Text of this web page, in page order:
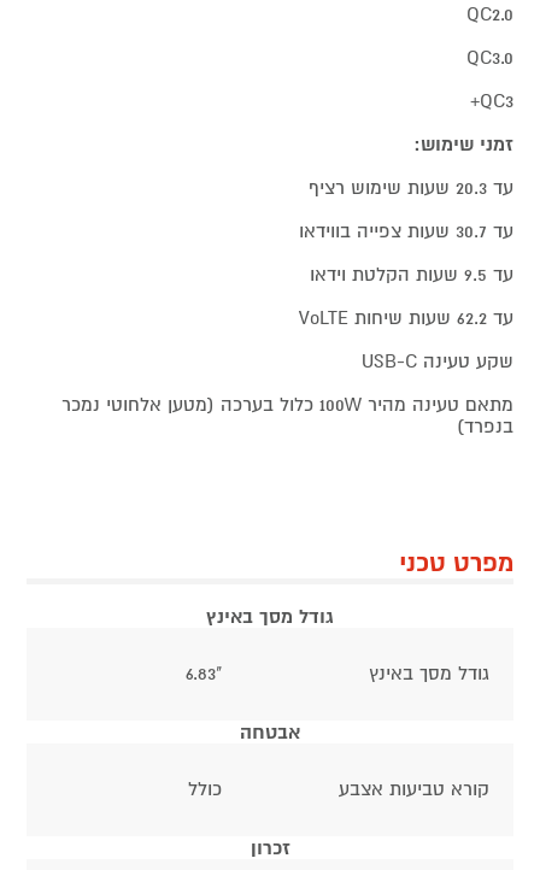
QC2.0
QC3.0
QC3+
זמני שימוש:
עד 20.3 שעות שימוש רציף
עד 30.7 שעות צפייה בווידאו
עד 9.5 שעות הקלטת וידאו
עד 62.2 שעות שיחות VoLTE
שקע טעינה USB-C
מתאם טעינה מהיר 100W כלול בערכה (מטען אלחוטי נמכר
בנפרד)
מפרט טכני
גודל מסך באינץ
גודל מסך באינץ "6.83
אבטחה
קורא טביעות אצבע כולל
זכרון